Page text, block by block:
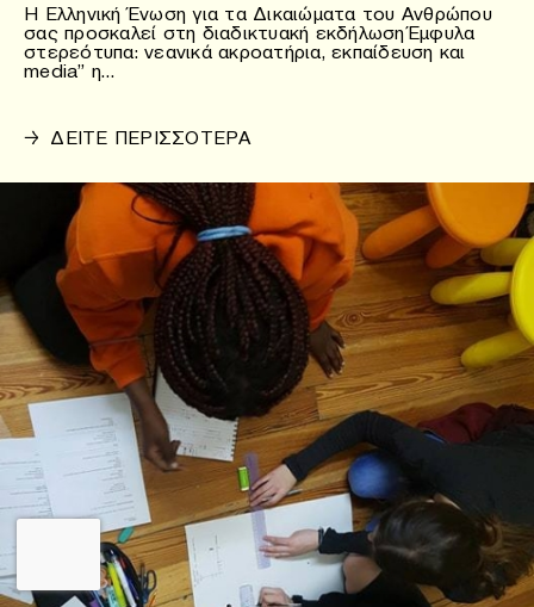
Η Ελληνική Ένωση για τα Δικαιώματα του Ανθρώπου
σας προσκαλεί στη διαδικτυακή εκδήλωση Έμφυλα
στερεότυπα: νεανικά ακροατήρια, εκπαίδευση και
media” η…
→ ΔΕΙΤΕ ΠΕΡΙΣΣΟΤΕΡΑ